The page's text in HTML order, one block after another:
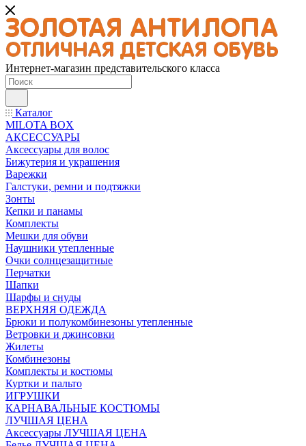
Интернет-магазин представительского класса
Каталог
MILOTA BOX
АКСЕССУАРЫ
Аксессуары для волос
Бижутерия и украшения
Варежки
Галстуки, ремни и подтяжки
Зонты
Кепки и панамы
Комплекты
Мешки для обуви
Наушники утепленные
Очки солнцезащитные
Перчатки
Шапки
Шарфы и снуды
ВЕРХНЯЯ ОДЕЖДА
Брюки и полукомбинезоны утепленные
Ветровки и джинсовки
Жилеты
Комбинезоны
Комплекты и костюмы
Куртки и пальто
ИГРУШКИ
КАРНАВАЛЬНЫЕ КОСТЮМЫ
ЛУЧШАЯ ЦЕНА
Аксессуары ЛУЧШАЯ ЦЕНА